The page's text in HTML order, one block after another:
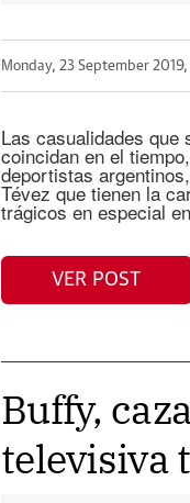
Monday, 23 September
Las casualidades
coincidan en el
deportistas
Tévez que tienen la
trágicos en especial
VER POST
Buffy,
televisiva